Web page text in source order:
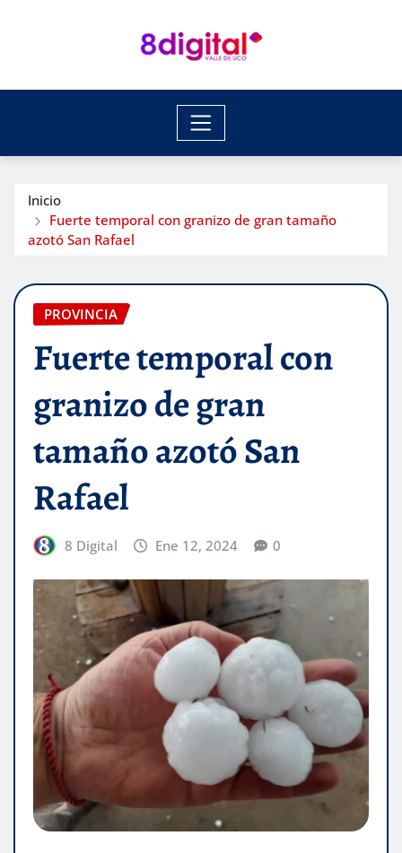
Inicio
Fuerte temporal con granizo de gran tamaño
azotó San Rafael
PROVINCIA
Fuerte temporal con
granizo de gran
tamaño azotó San
Rafael
8 Digital Ene 12, 2024 0